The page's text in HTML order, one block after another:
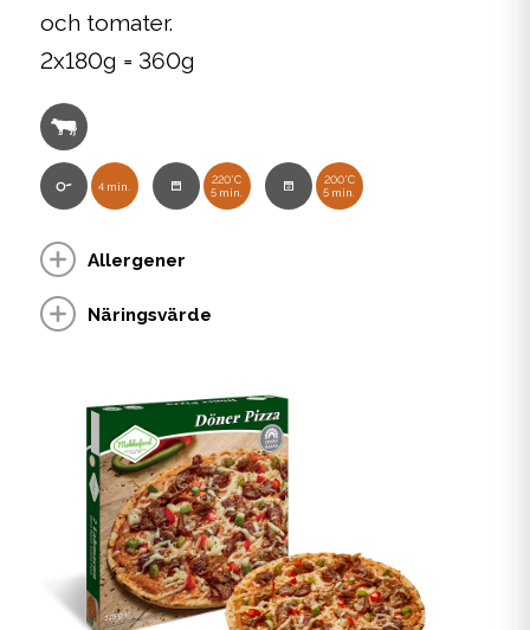
4 min.
220°C
5 min.
200°C
5 min.
Allergener
Näringsvärde
och tomater.
2x180g = 360g